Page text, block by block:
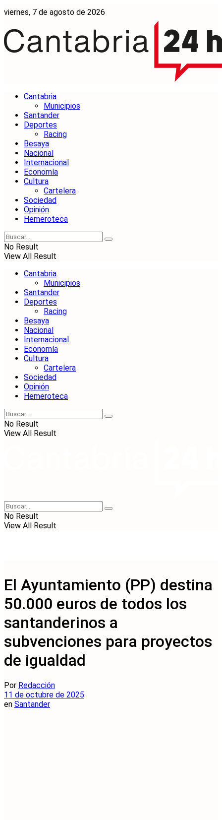
viernes, 7 de agosto de 2026
Cantabria
Municipios
Santander
Deportes
Racing
Besaya
Nacional
Internacional
Economía
Cultura
Cartelera
Sociedad
Opinión
Hemeroteca
No Result
View All Result
Cantabria
Municipios
Santander
Deportes
Racing
Besaya
Nacional
Internacional
Economía
Cultura
Cartelera
Sociedad
Opinión
Hemeroteca
No Result
View All Result
No Result
View All Result
El Ayuntamiento (PP) destina
50.000 euros de todos los
santanderinos a
subvenciones para proyectos
de igualdad
Por Redacción
11 de octubre de 2025
en Santander